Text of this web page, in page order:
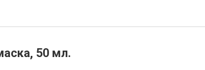
50 мл.